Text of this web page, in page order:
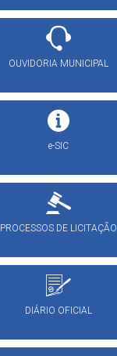
OUVIDORIA MUNICIPAL
e-SIC
PROCESSOS DE LICITAÇÃO
DIÁRIO OFICIAL